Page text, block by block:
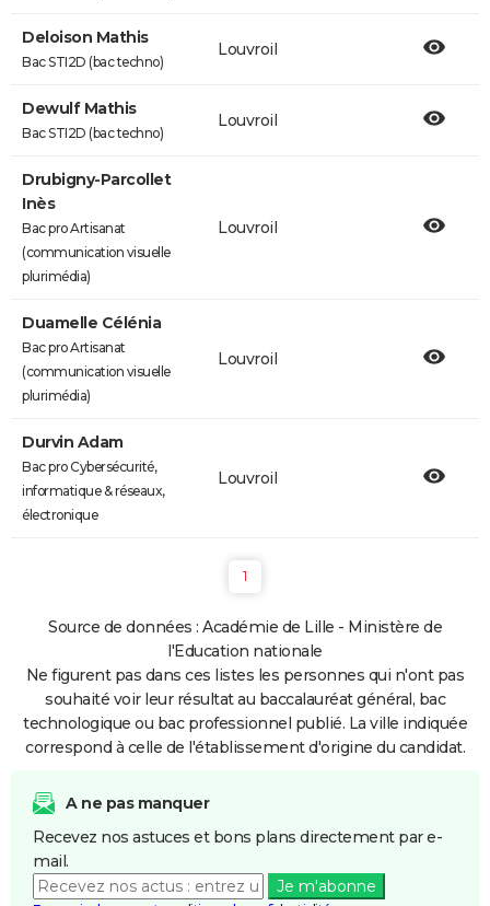
Deloison Mathis
Bac STI2D (bac techno)
Louvroil
Dewulf Mathis
Bac STI2D (bac techno)
Louvroil
Drubigny-Parcollet
Inès
Bac pro Artisanat
(communication visuelle
plurimédia)
Louvroil
Duamelle Célénia
Bac pro Artisanat
(communication visuelle
plurimédia)
Louvroil
Durvin Adam
Bac pro Cybersécurité,
informatique & réseaux,
électronique
Louvroil
1
Source de données : Académie de Lille - Ministère de
l'Education nationale
Ne figurent pas dans ces listes les personnes qui n'ont pas
souhaité voir leur résultat au baccalauréat général, bac
technologique ou bac professionnel publié. La ville indiquée
correspond à celle de l'établissement d'origine du candidat.
A ne pas manquer
Recevez nos astuces et bons plans directement par e-
mail.
Je m'abonne